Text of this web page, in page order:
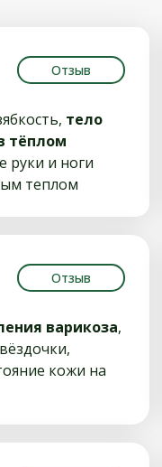
тело
тёплом
руки и ноги
теплом
варикоза,
кожи на
Отзыв
Отзыв